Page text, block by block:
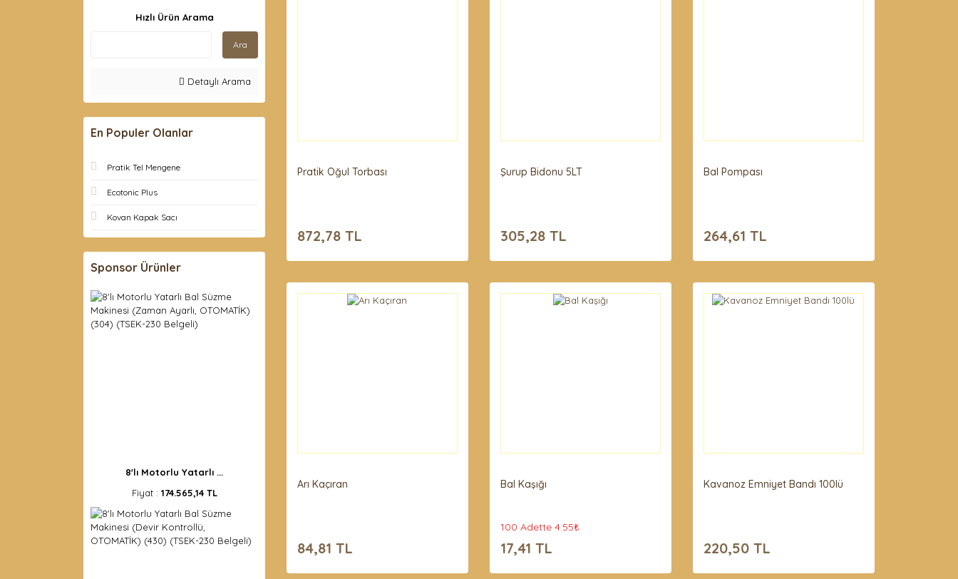
Hızlı Ürün Arama
Ara
Detaylı Arama
En Populer Olanlar
Pratik Tel Mengene
Ecotonic Plus
Kovan Kapak Sacı
Sponsor Ürünler
8'lı Motorlu Yatarlı ...
Fiyat : 174.565,14 TL
Pratik Oğul Torbası
872,78 TL
Şurup Bidonu 5LT
305,28 TL
Bal Pompası
264,61 TL
Arı Kaçıran
84,81 TL
Bal Kaşığı
100 Adette 4.55₺
17,41 TL
Kavanoz Emniyet Bandı 100lü
220,50 TL